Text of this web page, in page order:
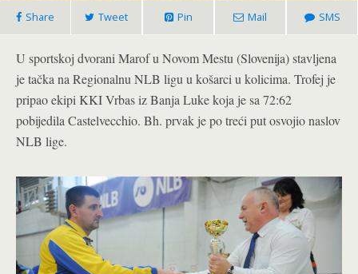
Share Tweet Pin Mail SMS
U sportskoj dvorani Marof u Novom Mestu (Slovenija) stavljena
je tačka na Regionalnu NLB ligu u košarci u kolicima. Trofej je
pripao ekipi KKI Vrbas iz Banja Luke koja je sa 72:62
pobijedila Castelvecchio. Bh. prvak je po treći put osvojio naslov
NLB lige.